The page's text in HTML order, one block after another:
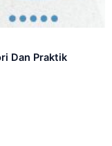
Dan Praktik